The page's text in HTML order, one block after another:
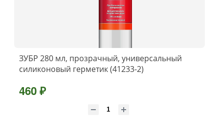
ЗУБР 280 мл, прозрачный, универсальный
силиконовый герметик (41233-2)
460 ₽